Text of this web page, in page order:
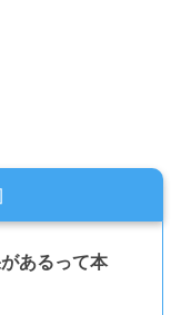
あるって本